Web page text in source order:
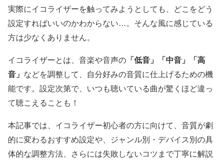
実際にイコライザーを触ってみようとしても、どこをどう
設定すればいいのかわからない…。そんな風に感じている
方は少なくありません。
イコライザーとは、音楽や音声の 「低音」「中音」「高
音」 などを調整して、自分好みの音質に仕上げるための機
能です。設定次第で、いつも聴いている曲が驚くほど違っ
て聴こえることも！
本記事では、イコライザー初心者の方に向けて、音質が劇
的に変わるおすすめ設定や、ジャンル別・デバイス別の具
体的な調整方法、さらには失敗しないコツまで丁寧に解説